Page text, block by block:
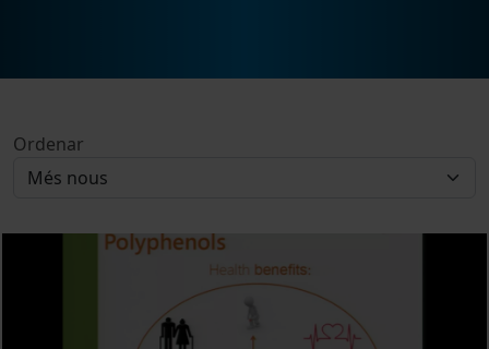
Ordenar